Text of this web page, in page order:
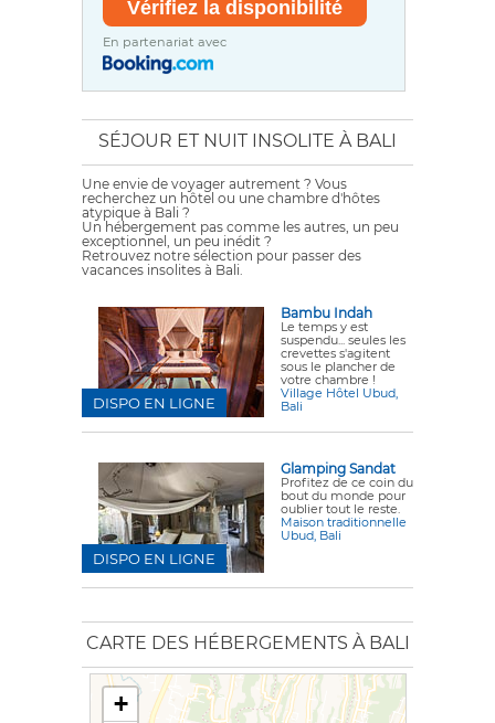
En partenariat avec
SÉJOUR ET NUIT INSOLITE À BALI
Une envie de voyager autrement ? Vous
recherchez un hôtel ou une chambre d'hôtes
atypique à Bali ?
Un hébergement pas comme les autres, un peu
exceptionnel, un peu inédit ?
Retrouvez notre sélection pour passer des
vacances insolites à Bali.
Bambu Indah
Le temps y est
suspendu... seules les
crevettes s'agitent
sous le plancher de
votre chambre !
Village Hôtel Ubud,
Bali
DISPO EN LIGNE
Glamping Sandat
Profitez de ce coin du
bout du monde pour
oublier tout le reste.
Maison traditionnelle
Ubud, Bali
DISPO EN LIGNE
CARTE DES HÉBERGEMENTS À BALI
+